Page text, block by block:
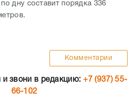
дну составит порядка 336
Комментарии
и звони в редакцию: +7 (937) 55-
66-102